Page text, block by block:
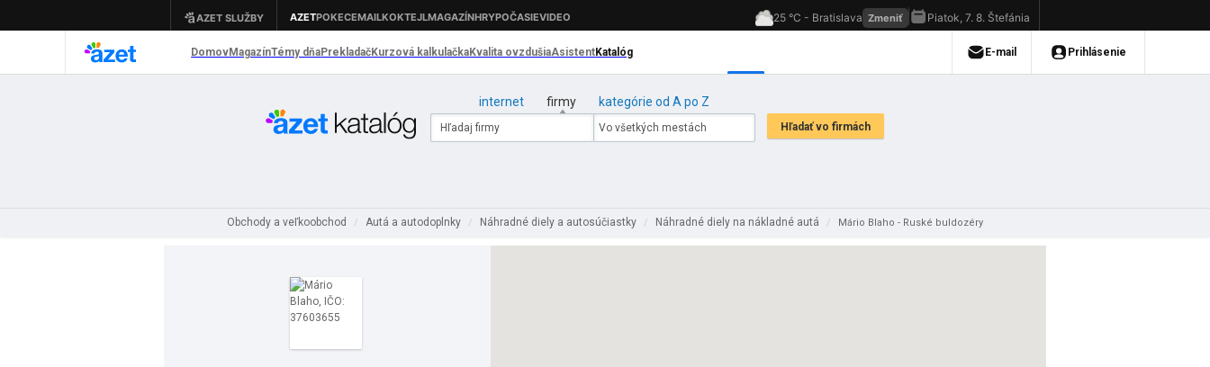
internet firmy kategórie od A po Z
Obchody a veľkoobchod / Autá a autodoplnky / Náhradné diely a autosúčiastky / Náhradné diely na nákladné autá / Mário Blaho - Ruské buldozéry